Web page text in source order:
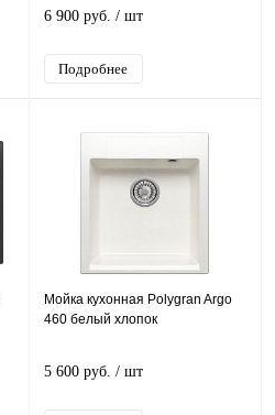
6 900 руб. / шт
Подробнее
Мойка кухонная Polygran Argo
460 белый хлопок
5 600 руб. / шт